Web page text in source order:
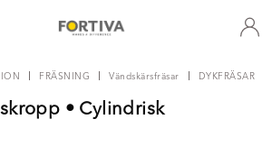
FRÄSNING Vändskärsfräsar DYKFRÄSAR
• Cylindrisk